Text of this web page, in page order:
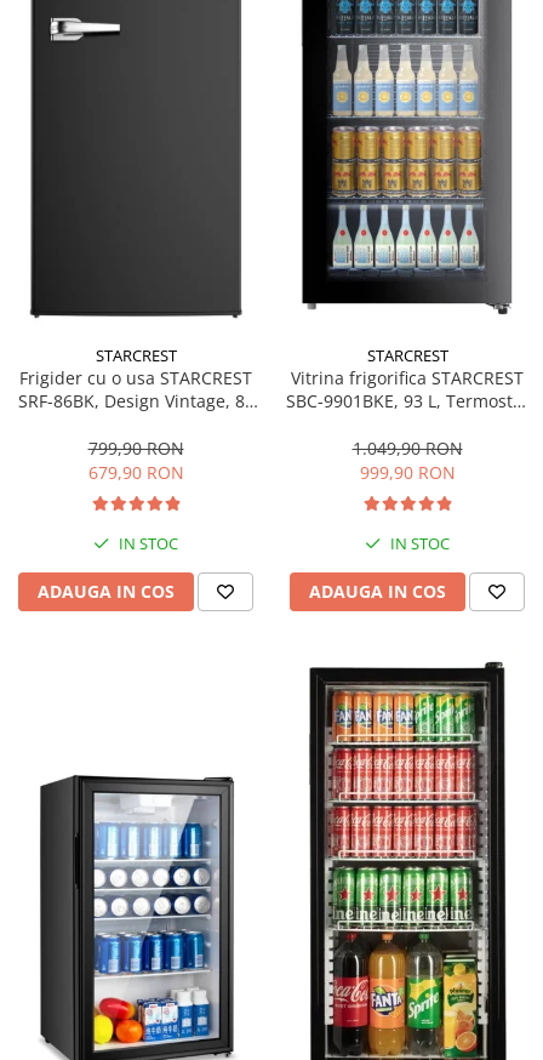
Uscatoare de par
STARCREST
Frigider cu o usa STARCREST
SRF-86BK, Design Vintage, 85
interioara, H 84 cm, Negru
799,90 RON
679,90 RON
IN STOC
ADAUGA IN COS
STARCREST
Vitrina frigorifica STARCREST
SBC-9901BKE, 93 L, Termostat
sticla, H 84.5 cm, Negru
1.049,90 RON
999,90 RON
IN STOC
ADAUGA IN COS